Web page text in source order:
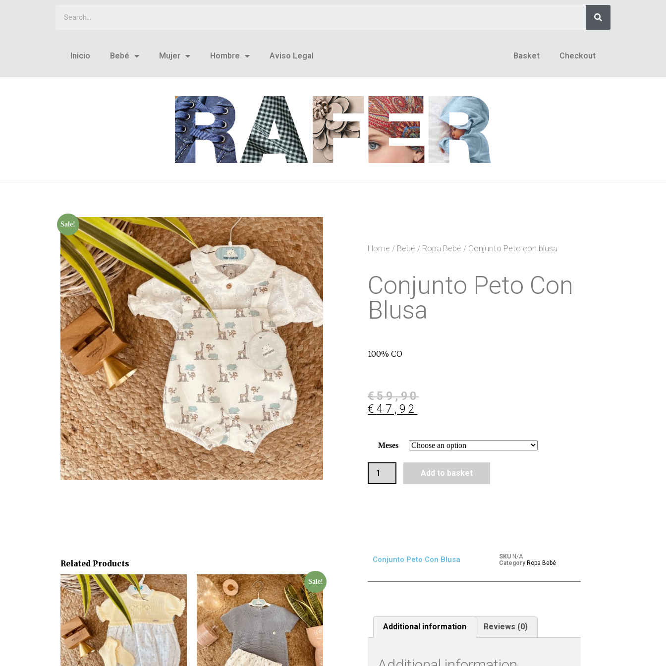
Inicio Bebé Mujer Hombre Aviso Legal Basket Checkout
Sale!
Home / Bebé / Ropa Bebé / Conjunto Peto con blusa
Conjunto Peto Con
Blusa
100% CO
€59,90
€ 47,92
Meses
Add to basket
Related Products
Sale!
Conjunto Peto Con Blusa SKU N/A
Category Ropa Bebé
Additional information Reviews (0)